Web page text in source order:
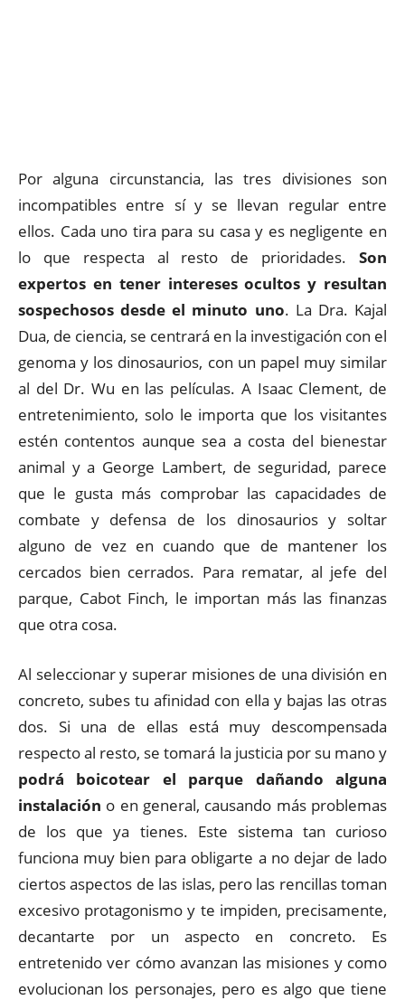
Por alguna circunstancia, las tres divisiones son
incompatibles entre sí y se llevan regular entre
ellos. Cada uno tira para su casa y es negligente en
lo que respecta al resto de prioridades. Son
expertos en tener intereses ocultos y resultan
sospechosos desde el minuto uno. La Dra. Kajal
Dua, de ciencia, se centrará en la investigación con el
genoma y los dinosaurios, con un papel muy similar
al del Dr. Wu en las películas. A Isaac Clement, de
entretenimiento, solo le importa que los visitantes
estén contentos aunque sea a costa del bienestar
animal y a George Lambert, de seguridad, parece
que le gusta más comprobar las capacidades de
combate y defensa de los dinosaurios y soltar
alguno de vez en cuando que de mantener los
cercados bien cerrados. Para rematar, al jefe del
parque, Cabot Finch, le importan más las finanzas
que otra cosa.
Al seleccionar y superar misiones de una división en
concreto, subes tu afinidad con ella y bajas las otras
dos. Si una de ellas está muy descompensada
respecto al resto, se tomará la justicia por su mano y
podrá boicotear el parque dañando alguna
instalación o en general, causando más problemas
de los que ya tienes. Este sistema tan curioso
funciona muy bien para obligarte a no dejar de lado
ciertos aspectos de las islas, pero las rencillas toman
excesivo protagonismo y te impiden, precisamente,
decantarte por un aspecto en concreto. Es
entretenido ver cómo avanzan las misiones y como
evolucionan los personajes, pero es algo que tiene